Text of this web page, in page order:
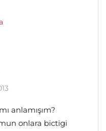
anlamışım?
onlara bictigi